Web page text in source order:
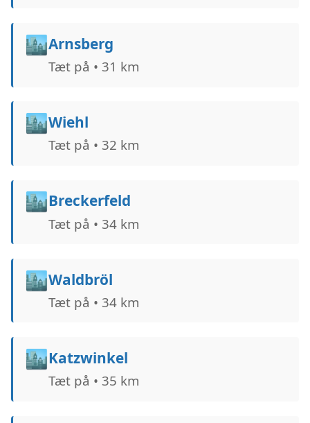
🏙️Arnsberg
Tæt på • 31 km
🏙️Wiehl
Tæt på • 32 km
🏙️Breckerfeld
Tæt på • 34 km
🏙️Waldbröl
Tæt på • 34 km
🏙️Katzwinkel
Tæt på • 35 km